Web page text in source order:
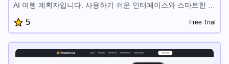
AI 여행 계획자입니다. 사용하기 쉬운 인터페이스와 스마트한 기
행지를 찾으며, 여행 팁에 접근할 수 있습니다. Travex는 여행 계
획 과정을 간단하게 만들어 여행을 즐기는데 집중할 수 있게 해
5 Free Trial